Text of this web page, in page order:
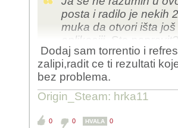
posta i radilo je nekih
muka da otvori išta
aplikaciji. Sta
san ja mislija to
Dodaj sam torrentio i
zalipi,radit ce ti rezultati
bez problema.
Origin_Steam: hrka11
0 0 HVALA 0